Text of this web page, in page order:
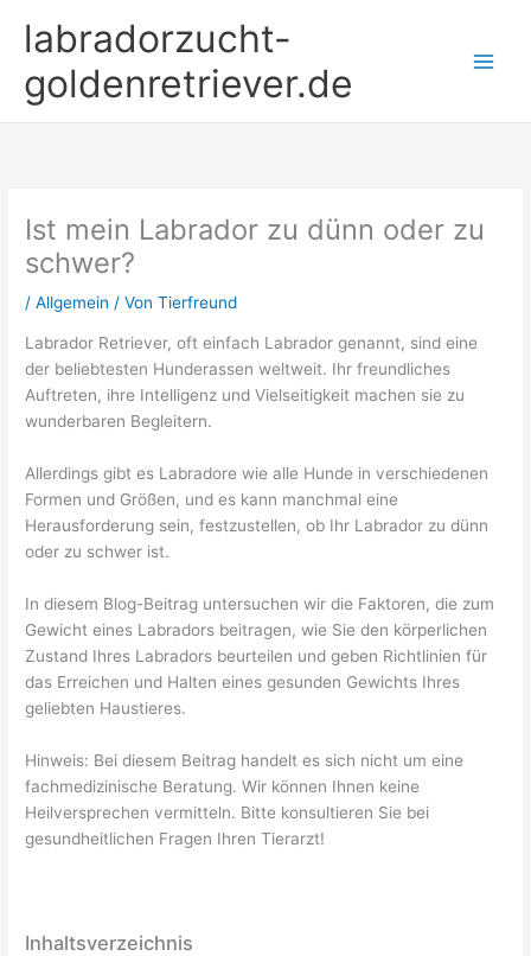
Inhaltlabradorzucht-
goldenretriever.de
Ist mein Labrador zu dünn oder zu
schwer?
/Allgemein / VonTierfreund
Labrador Retriever, oft einfach Labrador genannt, sind eine
der beliebtesten Hunderassen weltweit. Ihr freundliches
Auftreten, ihre Intelligenz und Vielseitigkeit machen sie zu
wunderbaren Begleitern.
Allerdings gibt es Labradore wie alle Hunde in verschiedenen
Formen und Größen, und es kann manchmal eine
Herausforderung sein, festzustellen, ob Ihr Labrador zu dünn
oder zu schwer ist.
In diesem Blog-Beitrag untersuchen wir die Faktoren, die zum
Gewicht eines Labradors beitragen, wie Sie den körperlichen
Zustand Ihres Labradors beurteilen und geben Richtlinien für
das Erreichen und Halten eines gesunden Gewichts Ihres
geliebten Haustieres.
Hinweis: Bei diesem Beitrag handelt es sich nicht um eine
fachmedizinische Beratung. Wir können Ihnen keine
Heilversprechen vermitteln. Bitte konsultieren Sie bei
gesundheitlichen Fragen Ihren Tierarzt!
Inhaltsverzeichnis